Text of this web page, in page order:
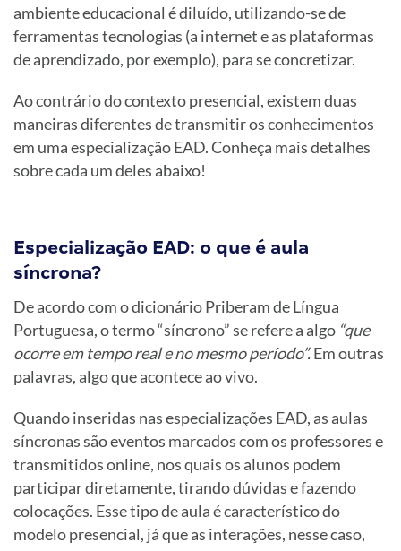
ambiente educacional é diluído, utilizando-se de
ferramentas tecnologias (a internet e as plataformas
de aprendizado, por exemplo), para se concretizar.
Ao contrário do contexto presencial, existem duas
maneiras diferentes de transmitir os conhecimentos
em uma especialização EAD. Conheça mais detalhes
sobre cada um deles abaixo!
Especialização EAD: o que é aula
síncrona?
De acordo com o dicionário Priberam de Língua
Portuguesa, o termo “síncrono” se refere a algo “que
ocorre em tempo real e no mesmo período”.Em outras
palavras, algo que acontece ao vivo.
Quando inseridas nas especializações EAD, as aulas
síncronas são eventos marcados com os professores e
transmitidos online, nos quais os alunos podem
participar diretamente, tirando dúvidas e fazendo
colocações. Esse tipo de aula é característico do
modelo presencial, já que as interações, nesse caso,